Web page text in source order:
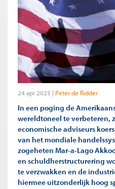
24 apr 2025 Peter de Ridder
In een poging de
wereldtoneel te verbeteren,
economische adviseurs koers
van het mondiale
zogeheten Mar-a-Lago
en schuldherstructurering
te verzwakken en de
hiermee uitzonderlijk hoog